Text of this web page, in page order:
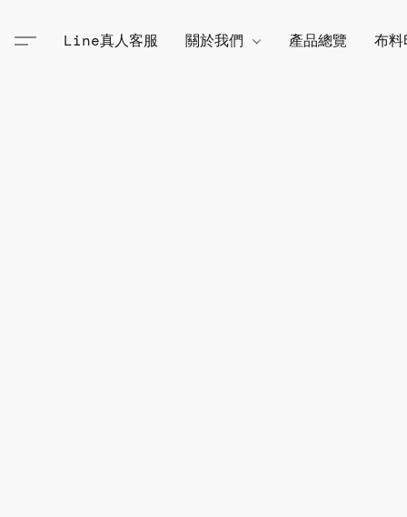
Line真人客服 關於我們 產品總覽 布